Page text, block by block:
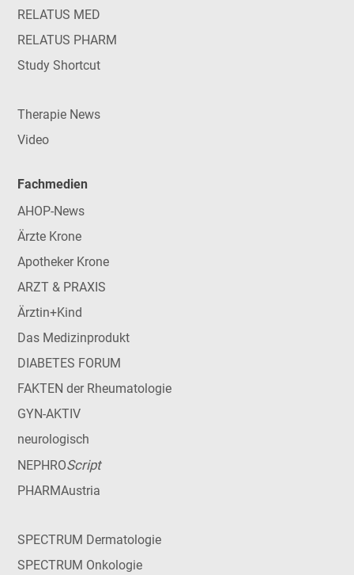
RELATUS MED
RELATUS PHARM
Study Shortcut
Therapie News
Video
Fachmedien
AHOP-News
Ärzte Krone
Apotheker Krone
ARZT & PRAXIS
Ärztin+Kind
Das Medizinprodukt
DIABETES FORUM
FAKTEN der Rheumatologie
GYN-AKTIV
neurologisch
NEPHROScript
PHARMAustria
SPECTRUM Dermatologie
SPECTRUM Onkologie